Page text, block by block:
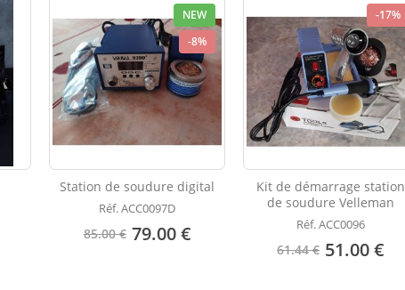
NEW
-8%
Station de soudure digital
Réf. ACC0097D
85.00 € 79.00 €
-17%
Kit de démarrage station
de soudure Velleman
Réf. ACC0096
61.44 € 51.00 €